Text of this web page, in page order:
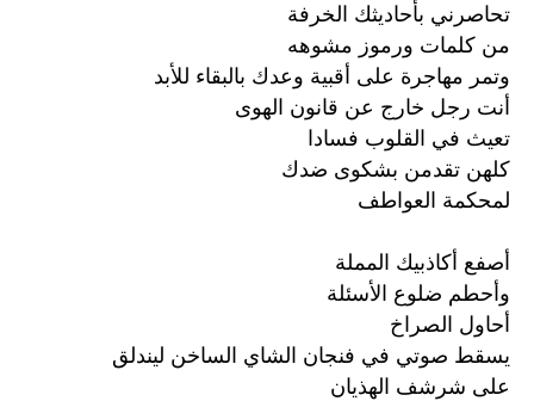
تحاصرني بأحاديثك الخرفة
من كلمات ورموز مشوهه
وتمر مهاجرة على أقبية وعدك بالبقاء للأبد
أنت رجل خارج عن قانون الهوى
تعيث في القلوب فسادا
كلهن تقدمن بشكوى ضدك
لمحكمة العواطف
أصفع أكاذبيك المملة
وأحطم ضلوع الأسئلة
أحاول الصراخ
يسقط صوتي في فنجان الشاي الساخن ليندلق
على شرشف الهذيان